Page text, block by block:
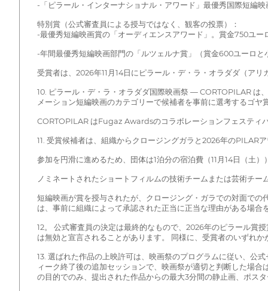
-「ピラール・インターナショナル・アワード」最優秀国際短編映
特別賞（公式審査員による授与ではなく、観客の投票）：
-最優秀短編映画賞の「オーディエンスアワード」。賞金750ユー
-年間最優秀短編映画部門の「ルツェルナ賞」（賞金600ユーロと
受賞者は、2026年11月14日にピラール・デ・ラ・オラダダ（ア
10. ピラール・デ・ラ・オラダダ国際映画祭 — CORTOPILAR は
メーション短編映画のカテゴリーで候補者を事前に選考するゴヤ
CORTOPILAR はFugaz Awardsのコラボレーションフェスティ
11. 受賞候補者は、組織からクロージングガラと2026年のPILAR
参加を円滑に進めるため、団体は1泊分の宿泊費（11月14日（土
ノミネートされたショートフィルムの技術チームまたは芸術チ
短編映画が賞を授与されたが、クロージング・ガラでの対面で
は、事前に組織によって承認された正当に正当な理由がある場合
12。 公式審査員の決定は最終的なもので、2026年のピラール賞
は無効と宣言されることがあります。 同様に、受賞者のいずれ
13. 選ばれた作品の上映許可は、映画祭のプログラムに従い、公
ィーク終了後の追加セッションで、映画祭が適切と判断した場
の目的でのみ、提出された作品からの最大3分間の静止画、ポス